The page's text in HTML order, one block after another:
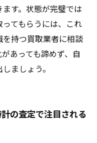
す。状態が完璧では
てもらうには、これ
持つ買取業者に相談
あっても諦めず、自
ましょう。
の査定で注目される